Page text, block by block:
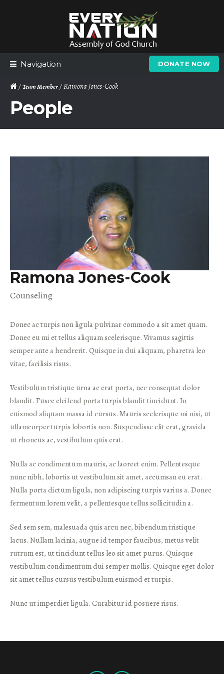
Navigation DONATE NOW
/Team Member/ Ramona Jones-Cook
People
Ramona Jones-Cook
Counseling
Donec ac turpis non ligula pulvinar commodo a sit amet quam.
Donec eu mi et tellus aliquam scelerisque. Vivamus sagittis
semper ante a hendrerit. Quisque in dui aliquam, pharetra leo
vitae, facilisis risus.
Vestibulum tristique urna ac erat porta, nec consequat dolor
blandit. Fusce eleifend porta turpis blandit tincidunt. In
euismod aliquam massa id cursus. Mauris scelerisque mi nisi, ut
ullamcorper turpis lobortis non. Suspendisse elit erat, gravida
ut rhoncus ac, vestibulum quis erat.
Nulla ac condimentum mauris, ac laoreet enim. Pellentesque
nunc nibh, lobortis ut vestibulum sit amet, accumsan eu erat.
Nulla porta dictum ligula, non adipiscing turpis varius a. Donec
fermentum lorem velit, a pellentesque tellus sollicitudin a.
Sed sem sem, malesuada quis arcu nec, bibendum tristique
lacus. Nullam lacinia, augue id tempor faucibus, metus velit
rutrum est, ut tincidunt tellus leo sit amet purus. Quisque
vestibulum condimentum dui semper mollis. Quisque eget dolor
sit amet tellus cursus vestibulum euismod et turpis.
Nunc ut imperdiet ligula. Curabitur id posuere risus.